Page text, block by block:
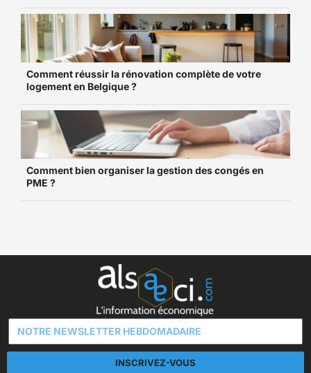
Comment réussir la rénovation complète de votre
logement en Belgique ?
Comment bien organiser la gestion des congés en
PME ?
INSCRIVEZ-VOUS